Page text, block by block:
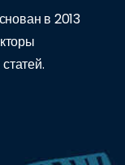
в 2013